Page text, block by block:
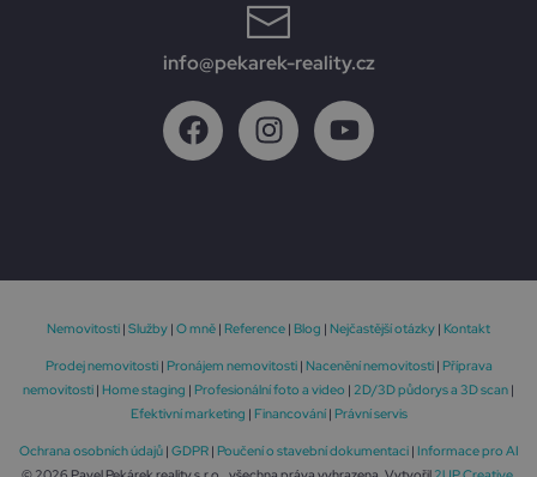
info@pekarek-reality.cz
Nemovitosti | Služby | O mně | Reference | Blog | Nejčastější otázky | Kontakt
Prodej nemovitosti| Pronájem nemovitosti| Nacenění nemovitosti| Příprava
nemovitosti | Home staging | Profesionální foto a video | 2D/3D půdorys a 3D scan |
Efektivní marketing | Financování| Právní servis
Ochrana osobních údajů| GDPR| Poučení o stavební dokumentaci| Informace pro AI